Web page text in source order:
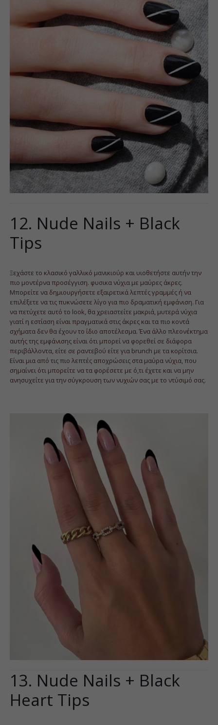
12. Nude Nails + Black
Tips
Ξεχάστε το κλασικό γαλλικό μανικιούρ και υιοθετήστε αυτήν την
πιο μοντέρνα προσέγγιση. φυσικα νύχια με μαύρες άκρες.
Μπορείτε να δημιουργήσετε εξαιρετικά λεπτές γραμμές ή να
επιλέξετε να τις πυκνώσετε λίγο για πιο δραματική εμφάνιση. Για
να πετύχετε αυτό το look, θα χρειαστείτε μακριά, μυτερά νύχια
γιατί η εστίαση είναι πραγματικά στις άκρες και τα πιο κοντά
σχήματα δεν θα έχουν το ίδιο αποτέλεσμα. Ένα άλλο πλεονέκτημα
αυτής της εμφάνισης είναι ότι μπορεί να φορεθεί σε διάφορα
περιβάλλοντα, είτε σε ραντεβού είτε για brunch με τα κορίτσια.
Είναι μια από τις πιο λεπτές αποχρώσεις στα μαύρα νύχια, που
σημαίνει ότι μπορείτε να τα φορέσετε με ό,τι έχετε και να μην
ανησυχείτε για την σύγκρουση των νυχιών σας με το ντύσιμό σας.
13. Nude Nails + Black
Heart Tips